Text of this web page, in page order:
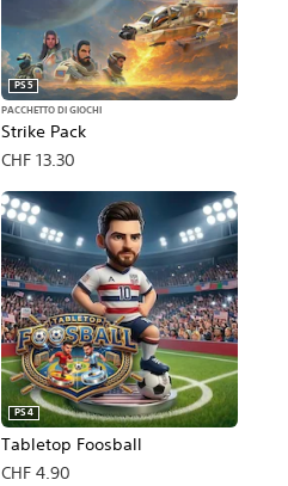
Strike Pack
PS5
PACCHETTO DI GIOCHI
CHF 13.30
Tabletop Foosball
PS4
CHF 4.90